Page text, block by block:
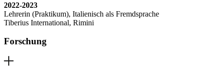
2022-2023
Lehrerin (Praktikum), Italienisch als Fremdsprache
Tiberius International, Rimini
Forschung